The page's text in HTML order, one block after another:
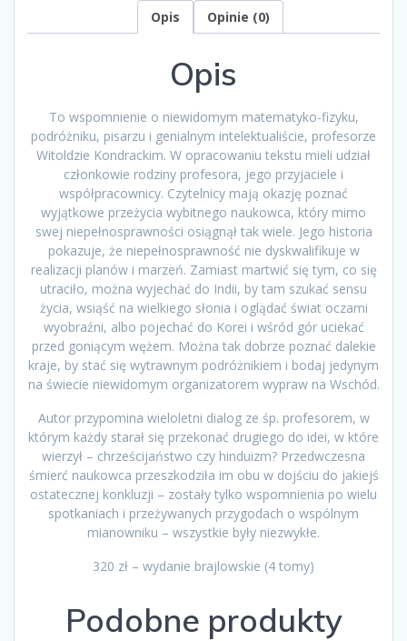
Witt)Opis Opinie (0)
Opis
To wspomnienie o niewidomym matematyko-fizyku,
podróżniku, pisarzu i genialnym intelektualiście, profesorze
Witoldzie Kondrackim. W opracowaniu tekstu mieli udział
członkowie rodziny profesora, jego przyjaciele i
współpracownicy. Czytelnicy mają okazję poznać
wyjątkowe przeżycia wybitnego naukowca, który mimo
swej niepełnosprawności osiągnął tak wiele. Jego historia
pokazuje, że niepełnosprawność nie dyskwalifikuje w
realizacji planów i marzeń. Zamiast martwić się tym, co się
utraciło, można wyjechać do Indii, by tam szukać sensu
życia, wsiąść na wielkiego słonia i oglądać świat oczami
wyobraźni, albo pojechać do Korei i wśród gór uciekać
przed goniącym wężem. Można tak dobrze poznać dalekie
kraje, by stać się wytrawnym podróżnikiem i bodaj jedynym
na świecie niewidomym organizatorem wypraw na Wschód.
Autor przypomina wieloletni dialog ze śp. profesorem, w
którym każdy starał się przekonać drugiego do idei, w które
wierzył – chrześcijaństwo czy hinduizm? Przedwczesna
śmierć naukowca przeszkodziła im obu w dojściu do jakiejś
ostatecznej konkluzji – zostały tylko wspomnienia po wielu
spotkaniach i przeżywanych przygodach o wspólnym
mianowniku – wszystkie były niezwykłe.
320 zł – wydanie brajlowskie (4 tomy)
Podobne produkty